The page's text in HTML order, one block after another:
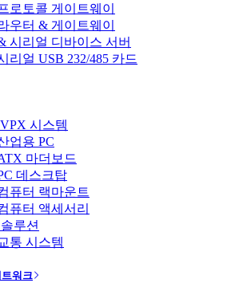
로토콜 게이트웨이
우터 & 게이트웨이
시리얼 디바이스 서버
리얼 USB 232/485 카드
시스템
업용 PC
마더보드
데스크탑
퓨터 랙마운트
퓨터 액세서리
루션
통 시스템
워크